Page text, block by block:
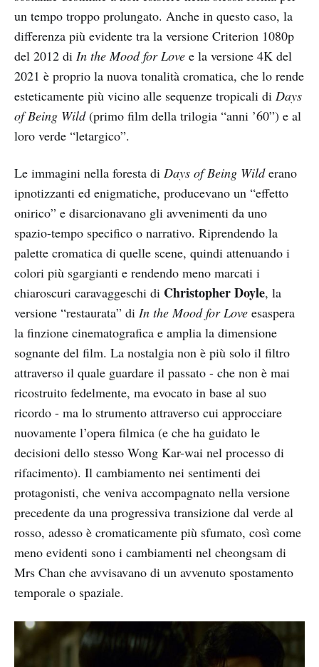
un tempo troppo prolungato. Anche in questo caso, la
differenza più evidente tra la versione Criterion 1080p
del 2012 di In the Mood for Love e la versione 4K del
2021 è proprio la nuova tonalità cromatica, che lo rende
esteticamente più vicino alle sequenze tropicali di Days
of Being Wild(primo film della trilogia “anni ’60”) e al
loro verde “letargico”.
Le immagini nella foresta di Days of Being Wilderano
ipnotizzanti ed enigmatiche, producevano un “effetto
onirico” e disarcionavano gli avvenimenti da uno
spazio-tempo specifico o narrativo. Riprendendo la
palette cromatica di quelle scene, quindi attenuando i
colori più sgargianti e rendendo meno marcati i
chiaroscuri caravaggeschi di Christopher Doyle, la
versione “restaurata” di In the Mood for Love esaspera
la finzione cinematografica e amplia la dimensione
sognante del film. La nostalgia non è più solo il filtro
attraverso il quale guardare il passato - che non è mai
ricostruito fedelmente, ma evocato in base al suo
ricordo - ma lo strumento attraverso cui approcciare
nuovamente l’opera filmica (e che ha guidato le
decisioni dello stesso Wong Kar-wai nel processo di
rifacimento). Il cambiamento nei sentimenti dei
protagonisti, che veniva accompagnato nella versione
precedente da una progressiva transizione dal verde al
rosso, adesso è cromaticamente più sfumato, così come
meno evidenti sono i cambiamenti nel cheongsam di
Mrs Chan che avvisavano di un avvenuto spostamento
temporale o spaziale.